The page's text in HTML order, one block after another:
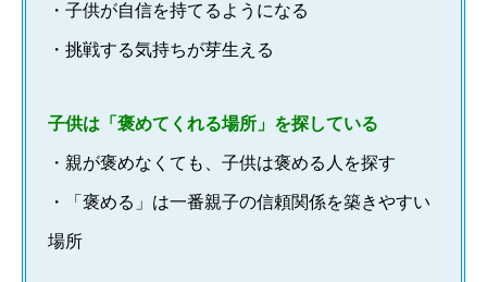
・子供が自信を持てるようになる
・挑戦する気持ちが芽生える
子供は「褒めてくれる場所」を探している
・親が褒めなくても、子供は褒める人を探す
・「褒める」は一番親子の信頼関係を築きやすい
場所